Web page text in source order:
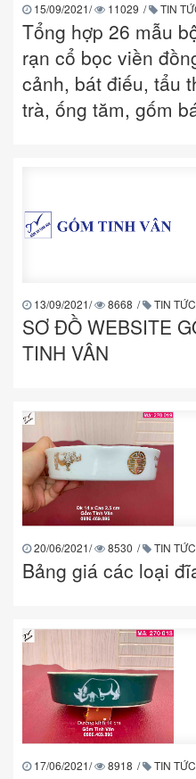
15/09/2021/ 11029 / TIN
Tổng hợp 26 mẫu
rạn cổ bọc viền
cảnh, bát điếu, tẩu
trà, ống tăm, gốm
13/09/2021/ 8668 / TIN TỨC
SƠ ĐỒ WEBSITE
TINH VÂN
20/06/2021/ 8530 / TIN TỨC
Bảng giá các loại
17/06/2021/ 8918 / TIN TỨC